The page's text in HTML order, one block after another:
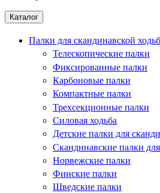
Каталог
Палки для скандинавской
Телескопические палки
Фиксированные палки
Карбоновые палки
Компактные палки
Трехсекционные палки
Силовая ходьба
Детские палки для
Скандинавские палки
Норвежские палки
Финские палки
Шведские палки